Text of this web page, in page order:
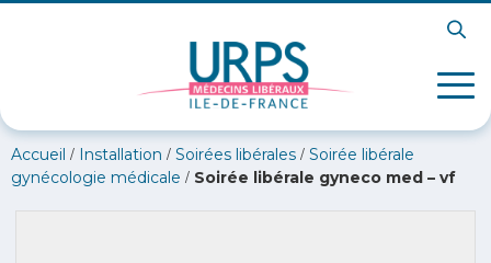
Accueil / Installation / Soirées libérales / Soirée libérale
gynécologie médicale / Soirée libérale gyneco med – vf